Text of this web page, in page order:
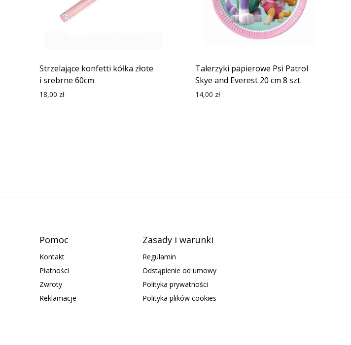
Strzelające konfetti kółka złote
i srebrne 60cm
18,00 zł
Talerzyki papierowe Psi Patrol
Skye and Everest 20 cm 8 szt.
14,00 zł
Pomoc
Kontakt
Płatności
Zwroty
Reklamacje
Zasady i warunki
Regulamin
Odstąpienie od umowy
Polityka prywatności
Polityka plików cookies